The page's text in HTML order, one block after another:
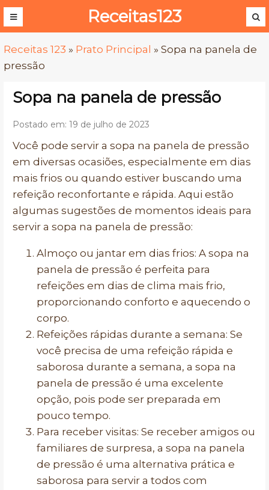
Receitas123
Receitas 123 » Prato Principal » Sopa na panela de
pressão
Sopa na panela de pressão
Postado em: 19 de julho de 2023
Você pode servir a sopa na panela de pressão
em diversas ocasiões, especialmente em dias
mais frios ou quando estiver buscando uma
refeição reconfortante e rápida. Aqui estão
algumas sugestões de momentos ideais para
servir a sopa na panela de pressão:
Almoço ou jantar em dias frios: A sopa na
panela de pressão é perfeita para
refeições em dias de clima mais frio,
proporcionando conforto e aquecendo o
corpo.
Refeições rápidas durante a semana: Se
você precisa de uma refeição rápida e
saborosa durante a semana, a sopa na
panela de pressão é uma excelente
opção, pois pode ser preparada em
pouco tempo.
Para receber visitas: Se receber amigos ou
familiares de surpresa, a sopa na panela
de pressão é uma alternativa prática e
saborosa para servir a todos com